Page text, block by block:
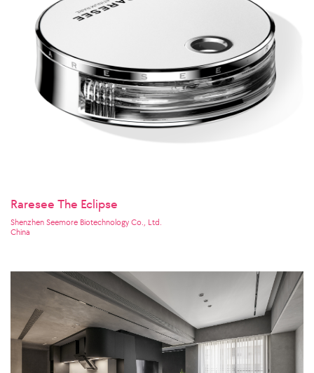
Raresee The Eclipse
Shenzhen Seemore Biotechnology Co., Ltd.
China